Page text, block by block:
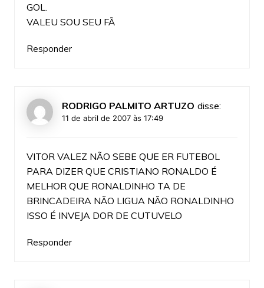
GOL.
VALEU SOU SEU FÃ
Responder
RODRIGO PALMITO ARTUZO disse:
11 de abril de 2007 às 17:49
VITOR VALEZ NÃO SEBE QUE ER FUTEBOL
PARA DIZER QUE CRISTIANO RONALDO É
MELHOR QUE RONALDINHO TA DE
BRINCADEIRA NÃO LIGUA NÃO RONALDINHO
ISSO É INVEJA DOR DE CUTUVELO
Responder